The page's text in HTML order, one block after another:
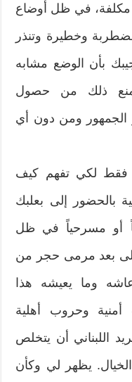
مكلفة، في ظل أوضاع
وخطيرة وتنذر
بأن الوضع مشابه
ذلك من حصول
الجمهور ومن دون أي
فقط لكي تفهم كيف
بالحضور إلى بعلبك
أو مسرحياً في ظل
بعد مرمى حجر من
وما يعيشه هذا
وحروب أهلية
اللبناني أن يتخلص
يظهر لي وكأن